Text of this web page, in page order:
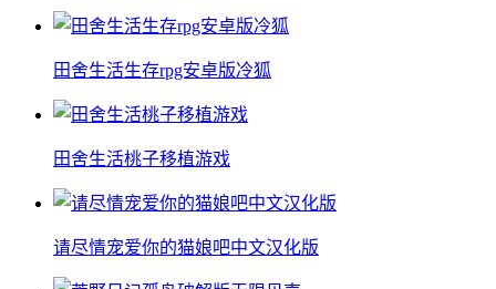
田舍生活生存rpg安卓版冷狐
田舍生活桃子移植游戏
请尽情宠爱你的猫娘吧中文汉化版